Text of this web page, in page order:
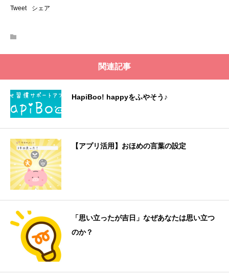
Tweet シェア
関連記事
HapiBoo! happyをふやそう♪
【アプリ活用】おほめの言葉の設定
「思い立ったが吉日」なぜあなたは思い立つ
のか？